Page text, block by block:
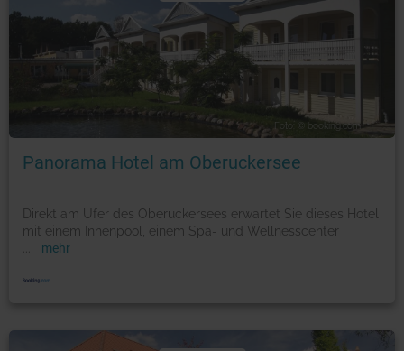
Foto: © booking.com
Panorama Hotel am Oberuckersee
Direkt am Ufer des Oberuckersees erwartet Sie dieses Hotel
mit einem Innenpool, einem Spa- und Wellnesscenter
mehr